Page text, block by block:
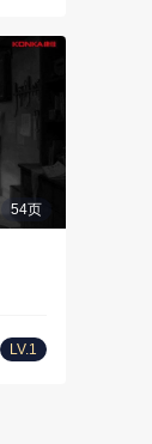
54页
LV.1